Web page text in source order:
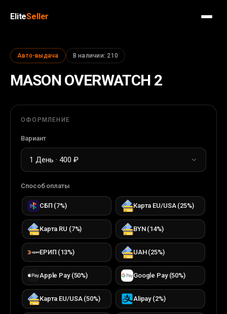
EliteSeller
Авто-выдача В наличии: 210
MASON OVERWATCH 2
ОФОРМЛЕНИЕ
Вариант
1 День · 400 ₽
Способ оплаты
СБП (7%) Карта EU/USA(25%)
Карта RU (7%) BYN(14%)
ЕРИП (13%) UAH(25%)
Apple Pay(50%) Google Pay(50%)
Карта EU/USA(50%) Alipay(2%)